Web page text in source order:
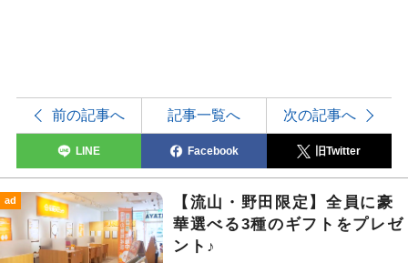
前の記事へ 記事一覧へ 次の記事へ
LINE Facebook 旧Twitter
ad
【流山・野田限定】全員に豪
華選べる3種のギフトをプレゼ
ント♪